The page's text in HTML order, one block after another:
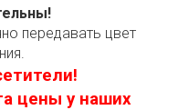
передавать цвет
цены у наших